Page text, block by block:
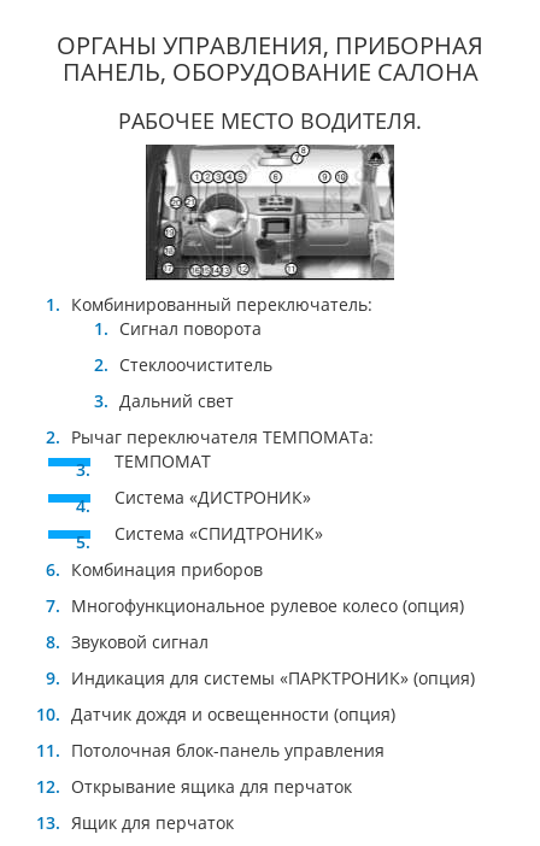
ОРГАНЫ УПРАВЛЕНИЯ, ПРИБОРНАЯ
ПАНЕЛЬ, ОБОРУДОВАНИЕ САЛОНА
РАБОЧЕЕ МЕСТО ВОДИТЕЛЯ.
Комбинированный переключатель:
Сигнал поворота
Стеклоочиститель
Дальний свет
Рычаг переключателя ТЕМПОМАТа:
ТЕМПОМАТ
Система «ДИСТРОНИК»
Система «СПИДТРОНИК»
Комбинация приборов
Многофункциональное рулевое колесо (опция)
Звуковой сигнал
Индикация для системы «ПАРКТРОНИК» (опция)
Датчик дождя и освещенности (опция)
Потолочная блок-панель управления
Открывание ящика для перчаток
Ящик для перчаток